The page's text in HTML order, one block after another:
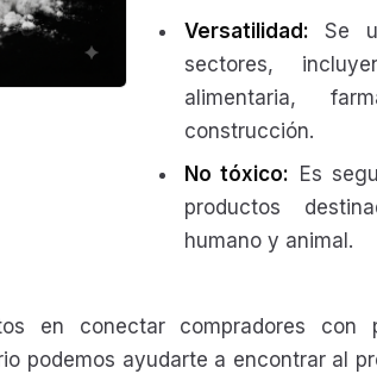
Versatilidad: Se
sectores,
alimentaria,
construcción.
No tóxico: Es
productos
humano y animal.
en conectar compradores con
podemos ayudarte a encontrar al